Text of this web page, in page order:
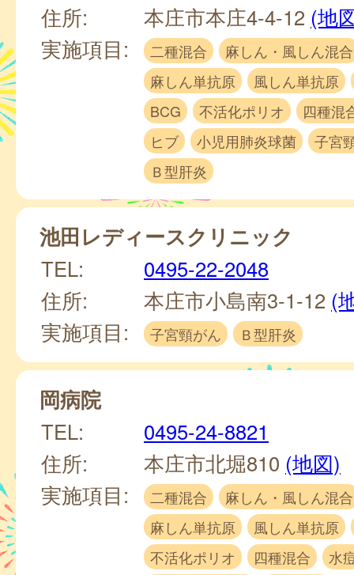
住所:
本庄市本庄4-4-12 (地
実施項目:
二種混合
麻しん・風しん混合
麻しん単抗原
風しん単抗原
BCG
不活化ポリオ
四種混
ヒブ
小児用肺炎球菌
子宮
Ｂ型肝炎
池田レディースクリニック
TEL:
0495-22-2048
住所:
本庄市小島南3-1-12 (
実施項目:
子宮頸がん Ｂ型肝炎
岡病院
TEL:
0495-24-8821
住所:
本庄市北堀810 (地図)
実施項目:
二種混合
麻しん・風しん混合
麻しん単抗原
風しん単抗原
不活化ポリオ
四種混合
水